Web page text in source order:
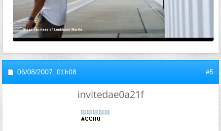
06/08/2007, 01h08 #5
invitedae0a21f